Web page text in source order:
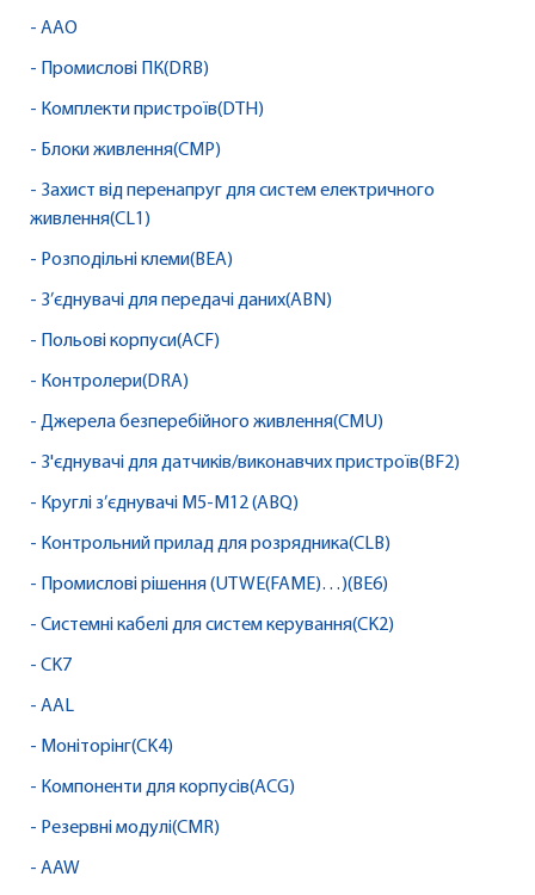
- AAO
- Промислові ПК(DRB)
- Комплекти пристроїв(DTH)
- Блоки живлення(CMP)
- Захист від перенапруг для систем електричного
живлення(CL1)
- Розподільні клеми(BEA)
- З’єднувачі для передачі даних(ABN)
- Польові корпуси(ACF)
- Контролери(DRA)
- Джерела безперебійного живлення(CMU)
- З'єднувачі для датчиків/виконавчих пристроїв(BF2)
- Круглі з’єднувачі M5-M12 (ABQ)
- Контрольний прилад для розрядника(CLB)
- Промислові рішення (UTWE(FAME)…)(BE6)
- Системні кабелі для систем керування(CK2)
- CK7
- AAL
- Моніторінг(CK4)
- Компоненти для корпусів(ACG)
- Резервні модулі(CMR)
- AAW